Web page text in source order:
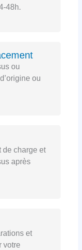
48h.
ou
ou
de charge et
après
et
votre